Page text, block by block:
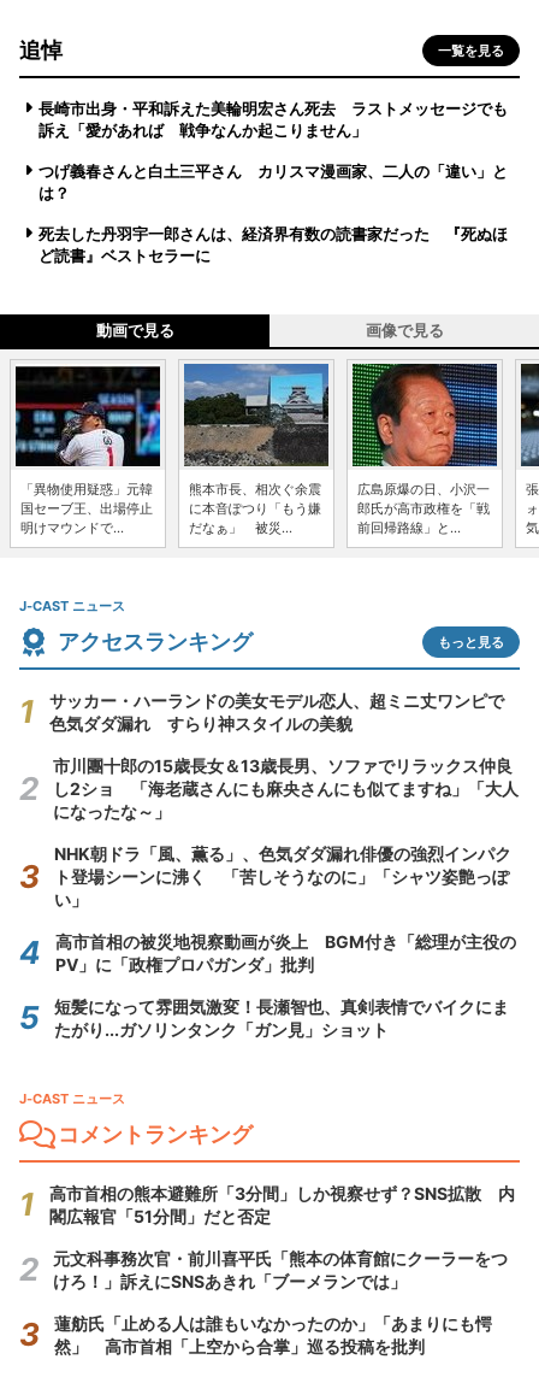
追悼 一覧を見る
長崎市出身・平和訴えた美輪明宏さん死去 ラストメッセージでも
訴え「愛があれば 戦争なんか起こりません」
つげ義春さんと白土三平さん カリスマ漫画家、二人の「違い」と
は？
死去した丹羽宇一郎さんは、経済界有数の読書家だった 『死ぬほ
ど読書』ベストセラーに
動画で見る 画像で見る
「異物使用疑惑」元韓
国セーブ王、出場停止
明けマウンドで...
熊本市長、相次ぐ余震
に本音ぽつり「もう嫌
だなぁ」 被災...
広島原爆の日、小沢一
郎氏が高市政権を「戦
前回帰路線」と...
J-CAST ニュース
アクセスランキング もっと見る
サッカー・ハーランドの美女モデル恋人、超ミニ丈ワンピで
色気ダダ漏れ すらり神スタイルの美貌
市川團十郎の15歳長女＆13歳長男、ソファでリラックス仲良
し2ショ 「海老蔵さんにも麻央さんにも似てますね」「大人
になったな～」
NHK朝ドラ「風、薫る」、色気ダダ漏れ俳優の強烈インパク
ト登場シーンに沸く 「苦しそうなのに」「シャツ姿艶っぽ
い」
高市首相の被災地視察動画が炎上 BGM付き「総理が主役の
PV」に「政権プロパガンダ」批判
短髪になって雰囲気激変！長瀬智也、真剣表情でバイクにま
たがり...ガソリンタンク「ガン見」ショット
J-CAST ニュース
コメントランキング
高市首相の熊本避難所「3分間」しか視察せず？SNS拡散 内
閣広報官「51分間」だと否定
元文科事務次官・前川喜平氏「熊本の体育館にクーラーをつ
けろ！」訴えにSNSあきれ「ブーメランでは」
蓮舫氏「止める人は誰もいなかったのか」「あまりにも愕
然」 高市首相「上空から合掌」巡る投稿を批判